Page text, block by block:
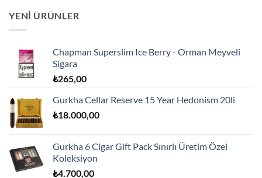
YENI ÜRÜNLER
Chapman Superslim Ice Berry - Orman Meyveli
Sigara
₺265,00
Gurkha Cellar Reserve 15 Year Hedonism 20li
₺18.000,00
Gurkha 6 Cigar Gift Pack Sınırlı Üretim Özel
Koleksiyon
₺4.700,00